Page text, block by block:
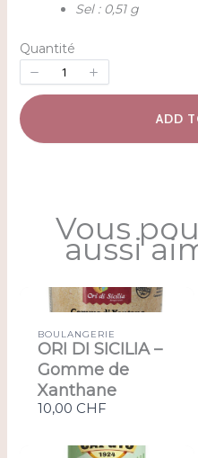
Sel : 0,51 g
Quantité
ADD
Vous
aussi
BOULANGERIE
ORI DI SICILIA –
Gomme de
Xanthane
10,00 CHF